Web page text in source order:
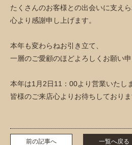
たくさんのお客様との出会いに支えら
心より感謝申し上げます。
本年も変わらねお引き立て、
一層のご愛顧のほどよろしくお願い申
本年は1月2日11：00より営業いたし
皆様のご来店心よりお待ちしておりま
前の記事へ 一覧へ戻る